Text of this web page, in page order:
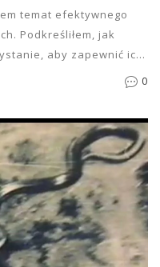
temat efektywnego
Podkreśliłem, jak
aby zapewnić ich
Wskazałem na
naszych nawykach,
naszej planety.
Ziemi, dlatego zasoby
cenny dar, a nie
0